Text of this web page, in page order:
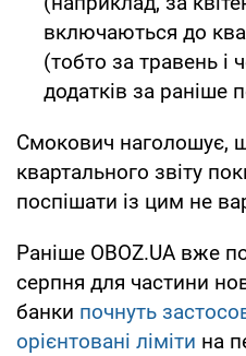
включаються до
(тобто за травень і
додатків за раніше
Смокович наголошує,
квартального звіту
поспішати із цим не
Раніше OBOZ.UA вже
серпня для частини
банки почнуть
орієнтовані ліміти на